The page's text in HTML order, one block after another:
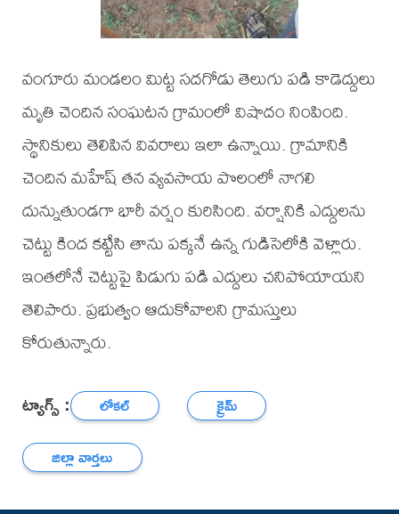
వంగూరు మండలం మిట్ట సదగోడు తెలుగు పడి కాడెద్దులు
మృతి చెందిన సంఘటన గ్రామంలో విషాదం నింపింది.
స్థానికులు తెలిపిన వివరాలు ఇలా ఉన్నాయి. గ్రామానికి
చెందిన మహేష్ తన వ్యవసాయ పొలంలో నాగలి
దున్నుతుండగా భారీ వర్షం కురిసింది. వర్షానికి ఎద్దులను
చెట్టు కింద కట్టేసి తాను పక్కనే ఉన్న గుడిసెలోకి వెళ్లారు.
ఇంతలోనే చెట్టుపై పిడుగు పడి ఎద్దులు చనిపోయాయని
తెలిపారు. ప్రభుత్వం ఆదుకోవాలని గ్రామస్తులు
కోరుతున్నారు.
ట్యాగ్స్ : లోకల్
క్రైమ్
జిల్లా వార్తలు